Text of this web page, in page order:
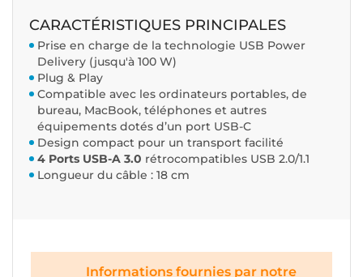
CARACTÉRISTIQUES PRINCIPALES
Prise en charge de la technologie USB Power
Delivery (jusqu'à 100 W)
Plug & Play
Compatible avec les ordinateurs portables, de
bureau, MacBook, téléphones et autres
équipements dotés d’un port USB-C
Design compact pour un transport facilité
4 Ports USB-A 3.0 rétrocompatibles USB 2.0/1.1
Longueur du câble : 18 cm
Informations fournies par notre